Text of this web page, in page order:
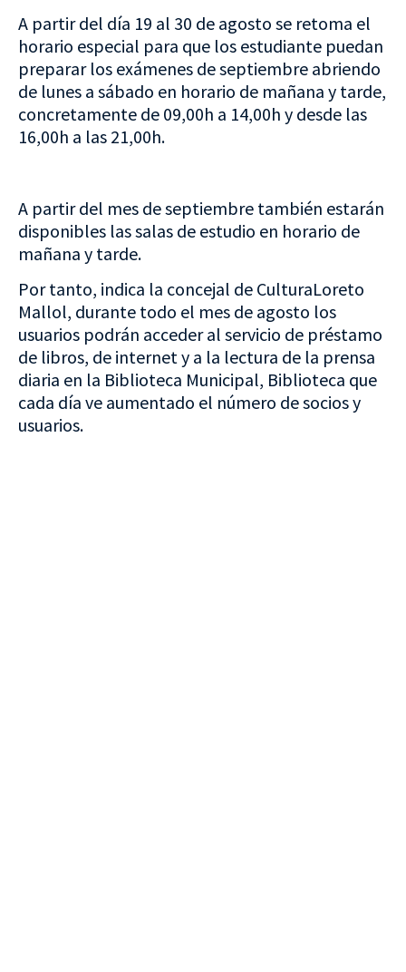
A partir del día 19 al 30 de agosto se retoma el
horario especial para que los estudiante puedan
preparar los exámenes de septiembre abriendo
de lunes a sábado en horario de mañana y tarde,
concretamente de 09,00h a 14,00h y desde las
16,00h a las 21,00h.
A partir del mes de septiembre también estarán
disponibles las salas de estudio en horario de
mañana y tarde.
Por tanto, indica la concejal de CulturaLoreto
Mallol, durante todo el mes de agosto los
usuarios podrán acceder al servicio de préstamo
de libros, de internet y a la lectura de la prensa
diaria en la Biblioteca Municipal, Biblioteca que
cada día ve aumentado el número de socios y
usuarios.